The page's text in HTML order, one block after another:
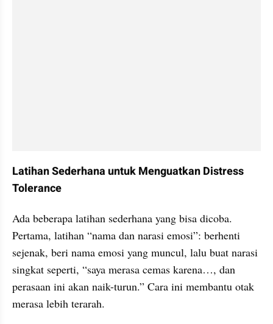
Latihan Sederhana untuk Menguatkan Distress
Tolerance
Ada beberapa latihan sederhana yang bisa dicoba.
Pertama, latihan “nama dan narasi emosi”: berhenti
sejenak, beri nama emosi yang muncul, lalu buat narasi
singkat seperti, “saya merasa cemas karena…, dan
perasaan ini akan naik-turun.” Cara ini membantu otak
merasa lebih terarah.